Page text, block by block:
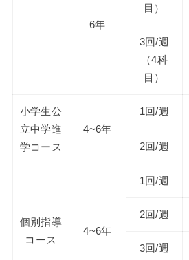
6年
目）
3回/週
（4科
目）
小学生公
立中学進
学コース
4~6年
1回/週
2回/週
個別指導
コース
4~6年
1回/週
2回/週
3回/週